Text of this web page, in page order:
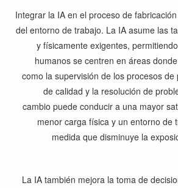
Integrar la IA en el proceso de
del entorno de trabajo. La IA asume las
y físicamente exigentes,
humanos se centren en áreas
como la supervisión de los procesos
de calidad y la resolución de
cambio puede conducir a una mayor
menor carga física y un entorno de
medida que disminuye la
La IA también mejora la toma de